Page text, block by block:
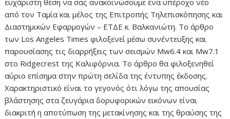
ευχάριστη θέση να σας ανακοινώσουμε ένα υπέροχο νέο
από τον Ταμία και μέλος της Επιτροπής Τηλεπισκόπησης και
Διαστημικών Εφαρμογών – ΕΤΔΕ κ. Βαλκανιώτη. Το άρθρο
των Los Angeles Times φιλοξενεί μέσω συνέντευξης και
παρουσίασης τις διαρρήξεις των σεισμών Mw6.4 και Mw7.1
στο Ridgecrest της Καλιφόρνια. Το άρθρο θα φιλοξενηθεί
αύριο επίσημα στην πρώτη σελίδα της έντυπης έκδοσης.
Χαρακτηριστικό είναι το γεγονός ότι λόγω της απουσίας
βλάστησης στα ζευγάρια δορυφορικών εικόνων είναι
διακριτή η αποτύπωση της μετακίνησης και της θραύσης της